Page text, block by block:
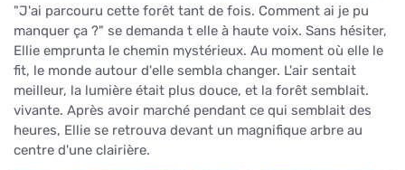
"J'ai parcouru cette forêt tant de fois. Comment ai je pu
manquer ça ?" se demanda t elle à haute voix. Sans hésiter,
Ellie emprunta le chemin mystérieux. Au moment où elle le
fit, le monde autour d'elle sembla changer. L'air sentait
meilleur, la lumière était plus douce, et la forêt semblait.
vivante. Après avoir marché pendant ce qui semblait des
heures, Ellie se retrouva devant un magnifique arbre au
centre d'une clairière.